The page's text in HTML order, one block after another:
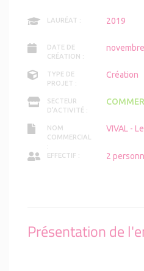
LAURÉAT : 2019
DATE DE
CRÉATION :
TYPE DE
PROJET :
Création
SECTEUR
D'ACTIVITÉ :
NOM
COMMERCIAL
:
VIVAL -
EFFECTIF : 2
Présentation de